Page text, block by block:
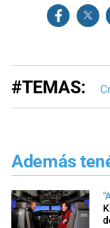
#TEMAS:
Además